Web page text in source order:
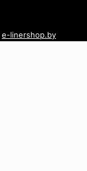
e-linershop.by